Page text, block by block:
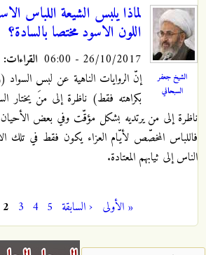
الشيخ جعفر
السبحاني
لماذا يلبس الشيعة اللباس
اللون الاسود مختصا بالسادة؟
26/10/2017 - 06:00 القراءات:
إنّ الروايات الناهية عن لبس السواد
بكراهته فقط) ناظرة إلى منَ يختار
ناظرة إلى من يرتديه بشكل مؤقّت وفي بعض الأحيان،
فاللباس المخصّص لأيّام العزاء يكون فقط في تلك
الناس إلى ثيابهم المعتادة.
الصفحات « الأولى ‹ السابقة 2 3 4 5